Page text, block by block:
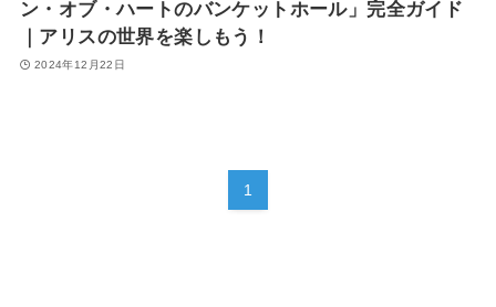
ン・オブ・ハートのバンケットホール」完全ガイド
｜アリスの世界を楽しもう！
2024年12月22日
1